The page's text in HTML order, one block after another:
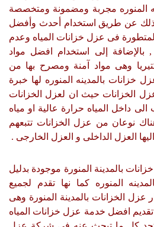
المنوره مجربة ومضمونة ومتخصصة
عن طريق استخدام أحدث وأفضل
فى عزل خزانات المياه وعدم
بالإضافة إلى استخدام افضل مواد
وهى مواد آمنة ومصرح بها من
بالمدينه المنوره لها خبرة
الخزانات حيث ان لعزل الخزانات
داخل المياه حرارة عالية او مياه
نوعان من عزل الخزانات تتبعهم
العزل الداخلى و العزل الخارجى .
بالمدينة المنورة موجودة بدليل
المنوره كما نها تقدم لجميع
الخزانات بالمدينة المنورة وهى
تقديم افضل خدمة عزل خزانات المياه